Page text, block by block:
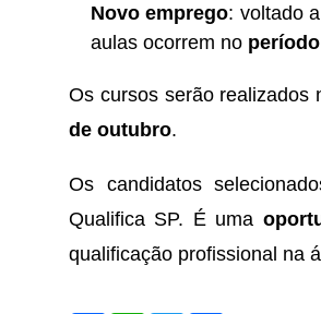
Novo emprego: voltado
aulas ocorrem no
Os cursos serão realizados
de outubro.
Os candidatos
Qualifica SP. É uma
qualificação profissional na